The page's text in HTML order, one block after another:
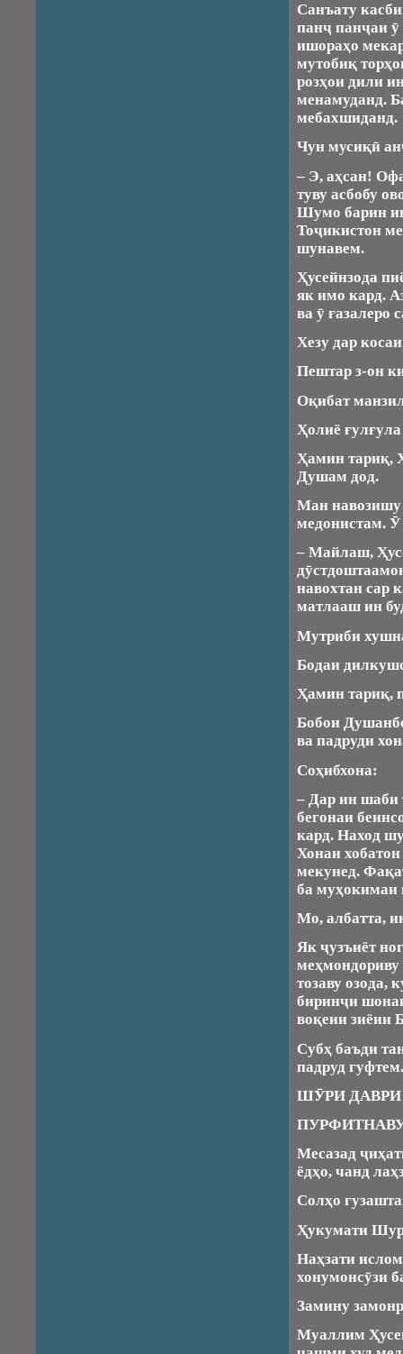
Санъату
панҷ панҷаи ӯ
ишораҳо
мутобиқ
розҳои дили
менамуданд.
мебахшиданд.
Чун мусиқӣ
– Э, аҳсан!
туву асбобу
Шумо барин
Тоҷикистон
шунавем.
Ҳусейнзода
як имо кард.
ва ӯ ғазалеро
Хезу дар
Пештар з-он
Оқибат
Ҳолиё
Ҳамин тариқ,
Душам дод.
Ман навозишу
медонистам.
– Майлаш,
навохтан сар
матлааш ин
Мутриби
Бодаи
Ҳамин тариқ,
Бобои
ва падруди
Соҳибхона:
– Дар ин шаби
бегонаи
кард. Наход
Хонаи
мекунед.
ба муҳокимаи
Мо, албатта,
Як ҷузъиёт
меҳмондориву
тозаву озода,
биринҷи
воқеии зиёии
Субҳ баъди
падруд
ШӮРИ
Месазад
ёдҳо, чанд
Солҳо
Ҳукумати
Наҳзати
хонумонсӯзи
Замину
Муаллим